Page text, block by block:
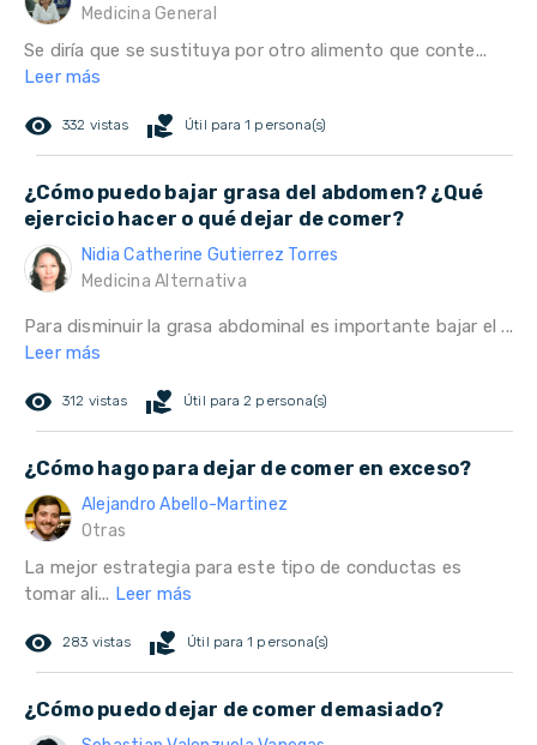
Medicina General
Se diría que se sustituya por otro alimento que conte...
Leer más
remove_red_eye 332 vistas volunteer_activism Útil para 1 persona(s)
¿Cómo puedo bajar grasa del abdomen? ¿Qué
ejercicio hacer o qué dejar de comer?
Nidia Catherine Gutierrez Torres
Medicina Alternativa
Para disminuir la grasa abdominal es importante bajar el ...
Leer más
remove_red_eye 312 vistas volunteer_activism Útil para 2 persona(s)
¿Cómo hago para dejar de comer en exceso?
Alejandro Abello-Martinez
Otras
La mejor estrategia para este tipo de conductas es
tomar ali... Leer más
remove_red_eye 283 vistas volunteer_activism Útil para 1 persona(s)
¿Cómo puedo dejar de comer demasiado?